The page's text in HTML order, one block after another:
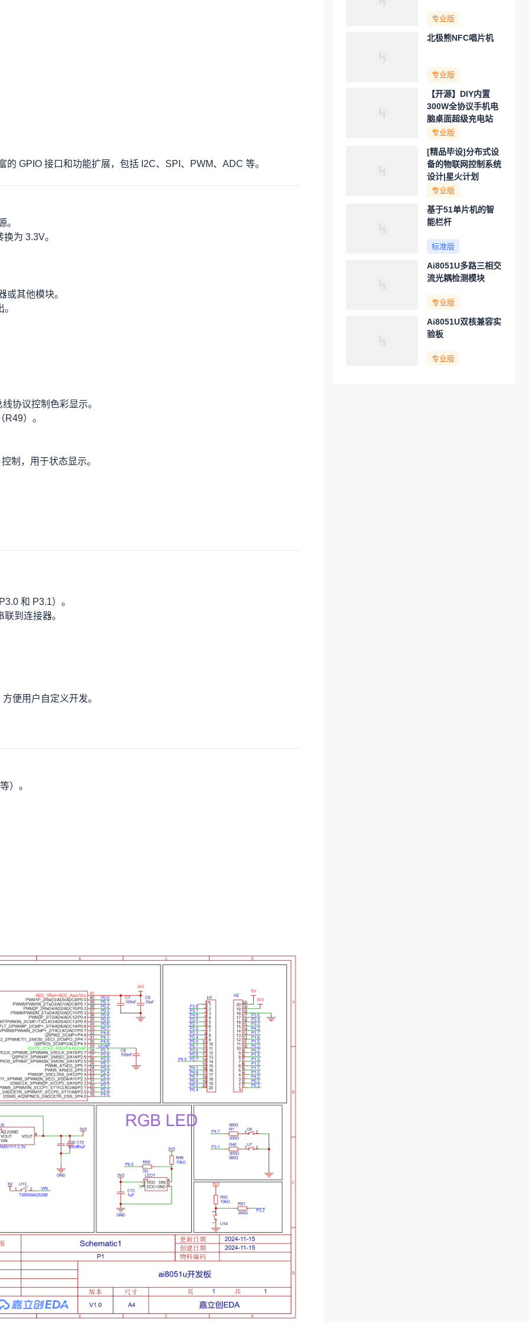
换为 3.3V。
协议控制色彩显示。
）。
和 P3.1）。
联到连接器。
便用户自定义开发。
专业版
北极熊NFC唱片机
专业版
【开源】DIY内置
300W全协议手机电
脑桌面超级充电站
专业版
[精品毕设]分布式设
备的物联网控制系统
设计|星火计划
专业版
基于51单片机的智
能栏杆
标准版
Ai8051U多路三相交
流光耦检测模块
专业版
Ai8051U双核兼容实
验板
专业版